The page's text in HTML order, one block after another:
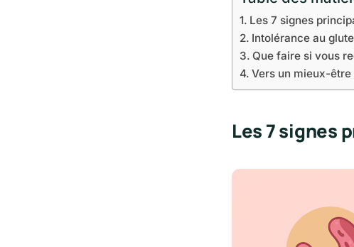
Les 7 signes
Intolérance au
Que faire si vous
Vers un mieux-
Les 7 signes